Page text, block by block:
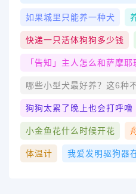
如果城里只能养一种犬
快递一只活体狗狗多少钱
「告知」主人怎么和萨摩耶
哪些小型犬最好养？这6种
狗狗太累了晚上也会打呼噜
小金鱼花什么时候开花
体温计 我爱发明驱狗器